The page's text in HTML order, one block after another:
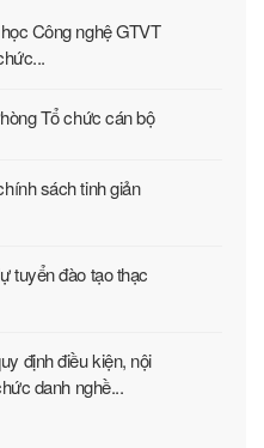
Công nghệ GTVT
Tổ chức cán bộ
sách tinh giản
tuyển đào tạo thạc
định điều kiện, nội
danh nghề...